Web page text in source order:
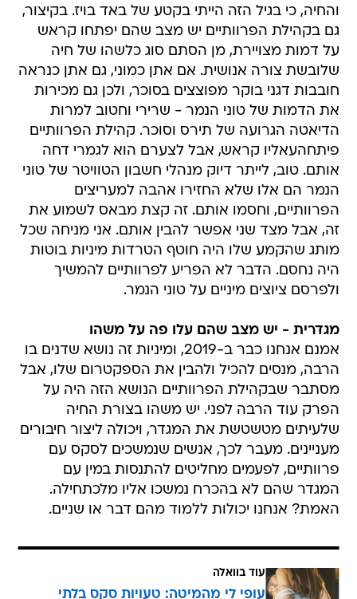
והחיה, כי בגיל הזה הייתי בקטע של באד בויז. בקיצור,
גם בקהילת הפרוותיים יש מצב שהם יפתחו קראש
על דמות מצויירת, מן הסתם סוג כלשהו של חיה
שלובשת צורה אנושית. אם אתן כמוני, גם אתן כנראה
חובבות דגני בוקר מפוצצים בסוכר, ולכן גם מכירות
את הדמות של טוני הנמר - שרירי וחטוב למרות
הדיאטה הגרועה של תירס וסוכר. קהילת הפרוותיים
פיתחהעאליו קראש, אבל לצערם הוא לגמרי דחה
אותם. טוב, לייתר דיוק מנהלי חשבון הטוויטר של טוני
הנמר הם אלו שלא החזירו אהבה למעריצים
הפרוותיים, וחסמו אותם. זה קצת מבאס לשמוע את
זה, אבל מצד שני אפשר להבין אותם. אני מניחה שכל
מותג שהקמע שלו היה חוטף הטרדות מיניות בוטות
היה נחסם. הדבר לא הפריע לפרוותיים להמשיך
ולפרסם ציוצים מיניים על טוני הנמר.
מגדרית - יש מצב שהם עלו פה על משהו
אמנם אנחנו כבר ב-2019, ומיניות זה נושא שדנים בו
הרבה, מנסים להכיל ולהבין את הספקטרום שלו, אבל
מסתבר שבקהילת הפרוותיים הנושא הזה היה על
הפרק עוד הרבה לפני. יש משהו בצורת החיה
שלעיתים מטשטשת את המגדר, ויכולה ליצור חיבורים
מעניינים. מעבר לכך, אנשים שנמשכים לסקס עם
פרוותיים, לפעמים מחליטים להתנסות במין עם
המגדר שהם לא בהכרח נמשכו אליו מלכתחילה.
האמת? אנחנו יכולות ללמוד מהם דבר או שניים.
עוד בוואלה
עופי לי מהמיטה: טעויות סקס בלתי